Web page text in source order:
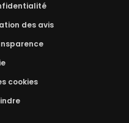
des avis
cookies